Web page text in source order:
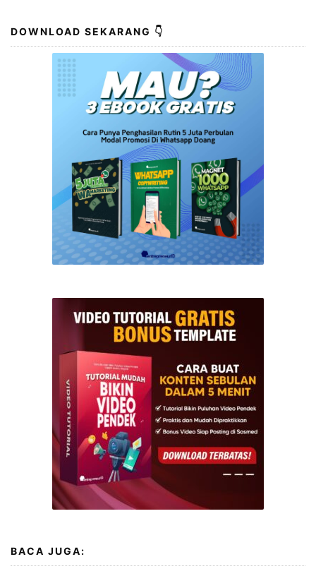
DOWNLOAD SEKARANG 👇
BACA JUGA: